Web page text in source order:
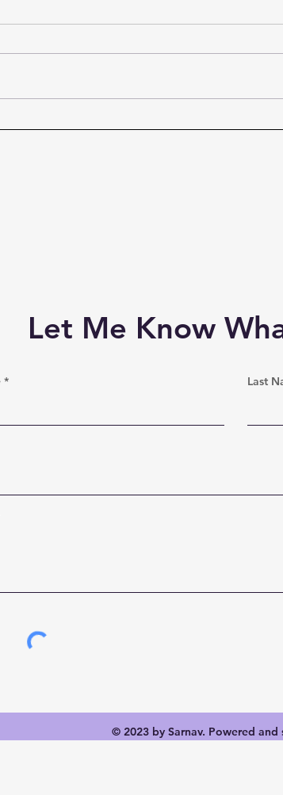
Atatürk’s Ideal of Youth
Let Me Know
Last
© 2023 by Sarnav. Powered and